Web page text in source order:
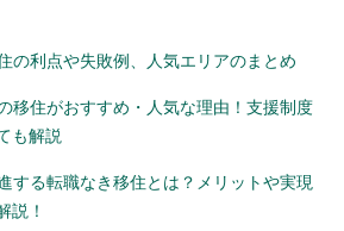
の利点や失敗例、人気エリアのまとめ
移住がおすすめ・人気な理由！支援制度
も解説
する転職なき移住とは？メリットや実現
説！